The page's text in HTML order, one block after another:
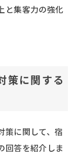
と集客力の強化
策に関する
策に関して、宿
回答を紹介しま